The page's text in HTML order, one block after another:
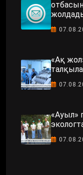
«Ақ
«Ауыл»